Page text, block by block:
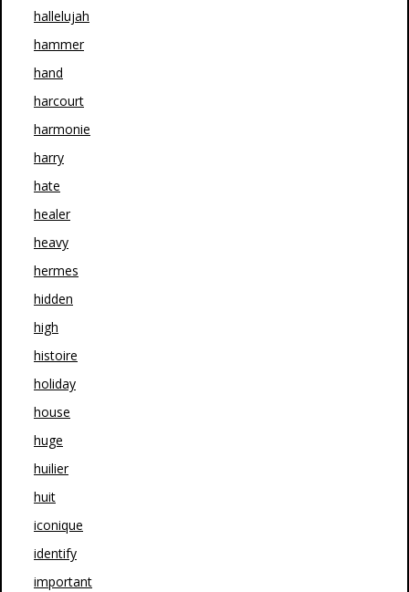
hallelujah
hammer
hand
harcourt
harmonie
harry
hate
healer
heavy
hermes
hidden
high
histoire
holiday
house
huge
huilier
huit
iconique
identify
important